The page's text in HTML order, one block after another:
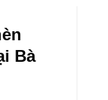
Bà